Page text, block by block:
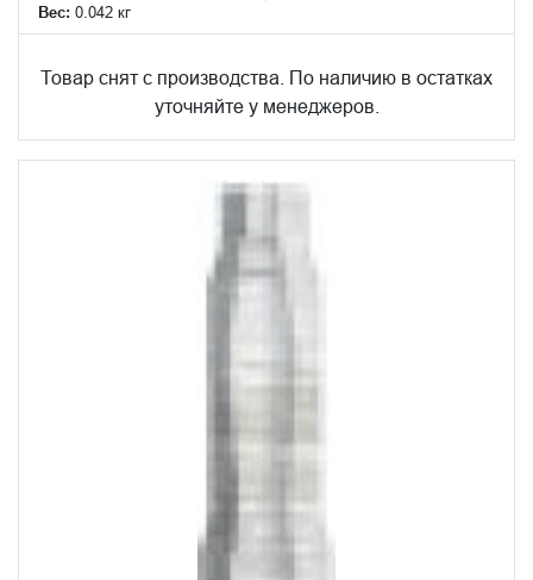
Вес: 0.042 кг
Товар снят с производства. По наличию в остатках
уточняйте у менеджеров.